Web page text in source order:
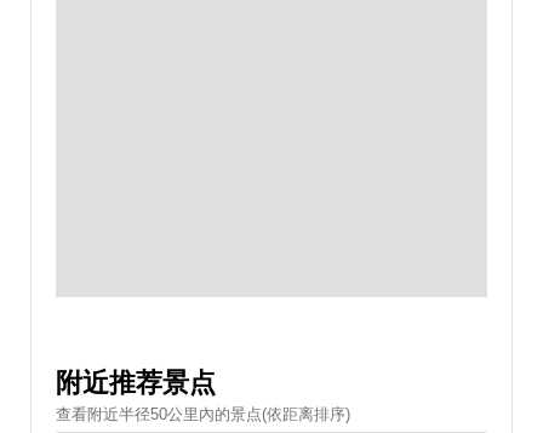
附近推荐景点
查看附近半径50公里內的景点(依距离排序)